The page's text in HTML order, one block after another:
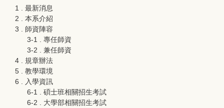
1 . 最新消息
2 . 本系介紹
3 . 師資陣容
3-1 . 專任師資
3-2 . 兼任師資
4 . 規章辦法
5 . 教學環境
6 . 入學資訊
6-1 . 碩士班相關招生考試
6-2 . 大學部相關招生考試